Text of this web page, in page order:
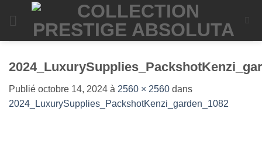
Publié octobre 14, 2024 à 2560 × 2560 dans
2024_LuxurySupplies_PackshotKenzi_garden_1082